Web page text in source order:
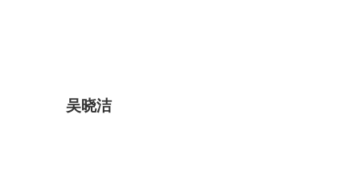
吴晓洁